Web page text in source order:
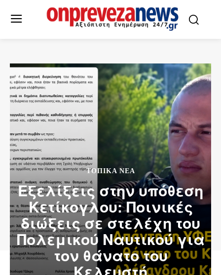
ΤΟΠΙΚΆ ΝΈΑ
Εξελίξεις στην υπόθεση
Κετίκογλου: Ποινικές
διώξεις σε στελέχη του
Πολεμικού Ναυτικού για
τον θάνατο του